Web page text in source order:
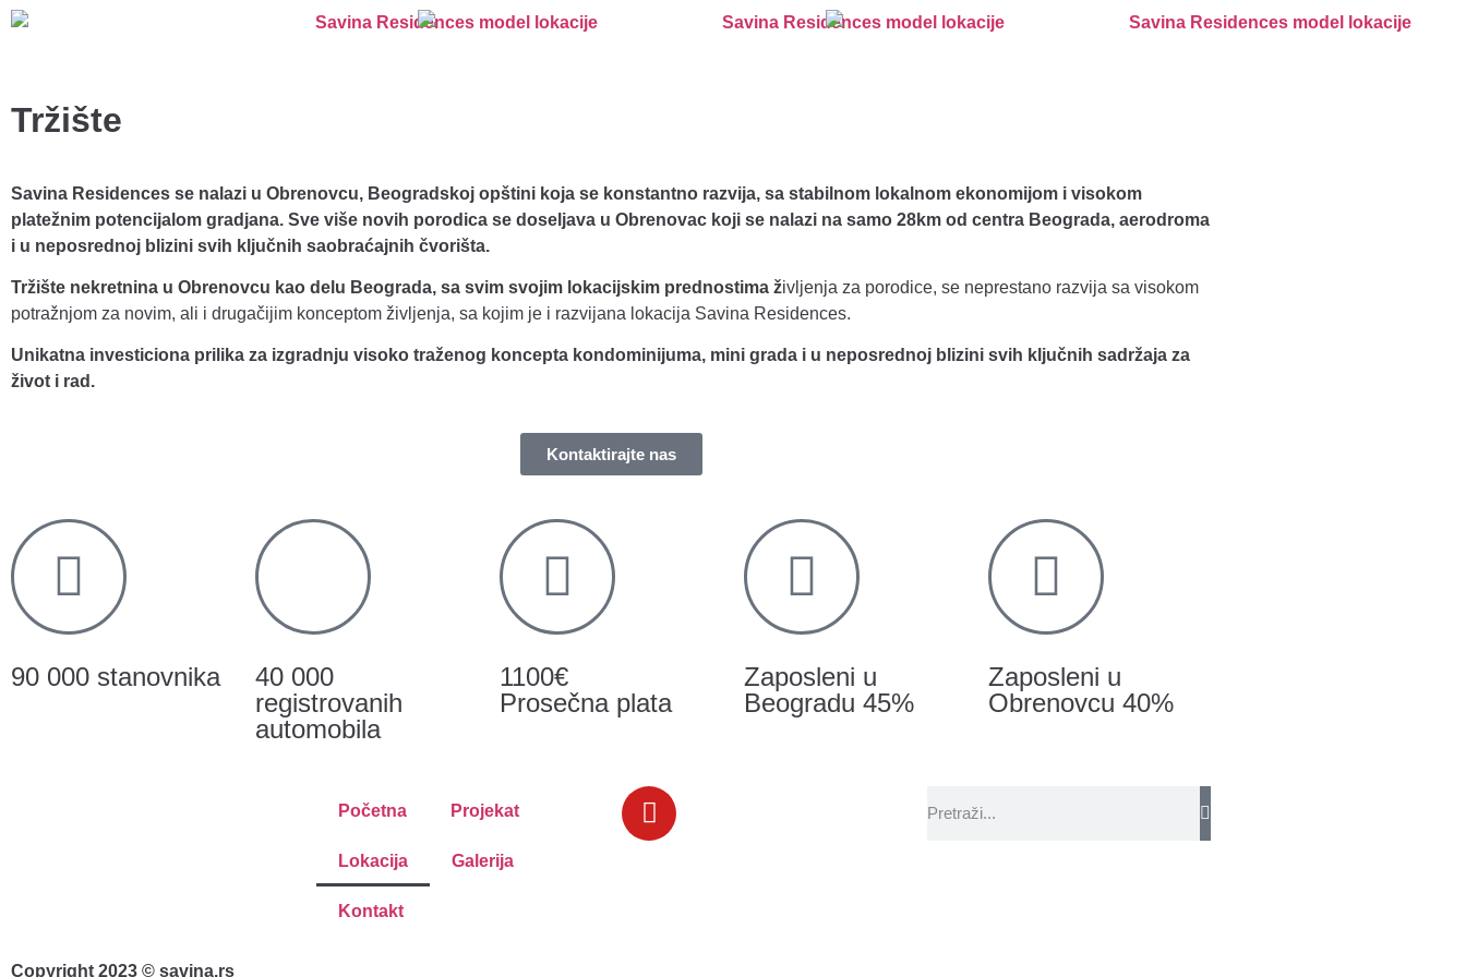
Tržište
Savina Residences se nalazi u Obrenovcu, Beogradskoj opštini koja se konstantno razvija, sa stabilnom lokalnom ekonomijom i visokom
platežnim potencijalom gradjana. Sve više novih porodica se doseljava u Obrenovac koji se nalazi na samo 28km od centra Beograda, aerodroma
i u neposrednoj blizini svih ključnih saobraćajnih čvorišta.
Tržište nekretnina u Obrenovcu kao delu Beograda, sa svim svojim lokacijskim prednostima življenja za porodice, se neprestano razvija sa visokom
potražnjom za novim, ali i drugačijim konceptom življenja, sa kojim je i razvijana lokacija Savina Residences.
Unikatna investiciona prilika za izgradnju visoko traženog koncepta kondominijuma, mini grada i u neposrednoj blizini svih ključnih sadržaja za
život i rad.
Kontaktirajte nas
90 000 stanovnika
40 000
registrovanih
automobila
1100€
Prosečna plata
Zaposleni u
Beogradu 45%
Zaposleni u
Obrenovcu 40%
Početna Projekat
Lokacija Galerija
Kontakt
Copyright 2023 © savina.rs